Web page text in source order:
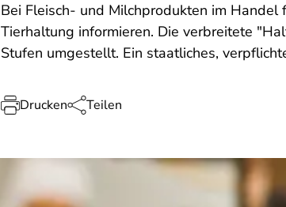
Bei Fleisch- und Milchprodukten im
Tierhaltung informieren. Die verbreitete
Stufen umgestellt. Ein staatliches,
Drucken Teilen